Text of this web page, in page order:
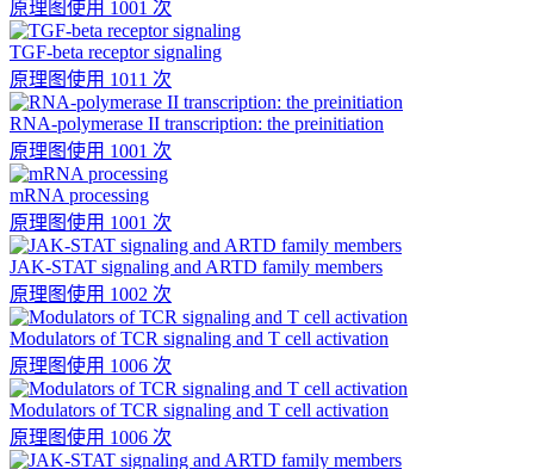
原理图使用 1001 次
TGF-beta receptor signaling
原理图使用 1011 次
RNA-polymerase II transcription: the preinitiation
原理图使用 1001 次
mRNA processing
原理图使用 1001 次
JAK-STAT signaling and ARTD family members
原理图使用 1002 次
Modulators of TCR signaling and T cell activation
原理图使用 1006 次
Modulators of TCR signaling and T cell activation
原理图使用 1006 次